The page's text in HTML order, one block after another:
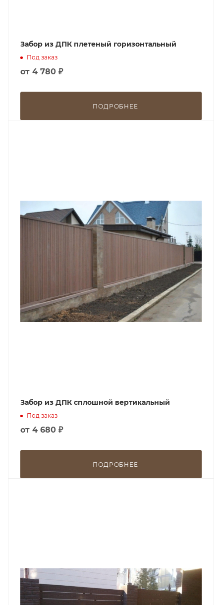
Забор из ДПК плетеный горизонтальный
Под заказ
от 4 780 ₽
ПОДРОБНЕЕ
Забор из ДПК сплошной вертикальный
Под заказ
от 4 680 ₽
ПОДРОБНЕЕ